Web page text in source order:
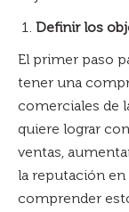
Definir los
El primer paso
tener una
comerciales de
quiere lograr
ventas,
la reputación en
comprender